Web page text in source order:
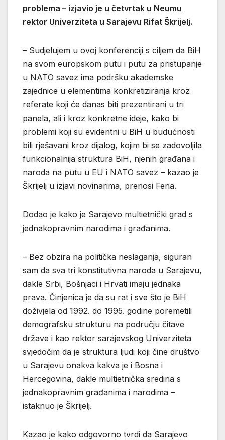
problema – izjavio je u četvrtak u Neumu
rektor Univerziteta u Sarajevu Rifat Škrijelj.
– Sudjelujem u ovoj konferenciji s ciljem da BiH
na svom europskom putu i putu za pristupanje
u NATO savez ima podršku akademske
zajednice u elementima konkretiziranja kroz
referate koji će danas biti prezentirani u tri
panela, ali i kroz konkretne ideje, kako bi
problemi koji su evidentni u BiH u budućnosti
bili rješavani kroz dijalog, kojim bi se zadovoljila
funkcionalnija struktura BiH, njenih građana i
naroda na putu u EU i NATO savez – kazao je
Škrijelj u izjavi novinarima, prenosi Fena.
Dodao je kako je Sarajevo multietnički grad s
jednakopravnim narodima i građanima.
– Bez obzira na politička neslaganja, siguran
sam da sva tri konstitutivna naroda u Sarajevu,
dakle Srbi, Bošnjaci i Hrvati imaju jednaka
prava. Činjenica je da su rat i sve što je BiH
doživjela od 1992. do 1995. godine poremetili
demografsku strukturu na području čitave
države i kao rektor sarajevskog Univerziteta
svjedočim da je struktura ljudi koji čine društvo
u Sarajevu onakva kakva je i Bosna i
Hercegovina, dakle multietnička sredina s
jednakopravnim građanima i narodima –
istaknuo je Škrijelj.
Kazao je kako odgovorno tvrdi da Sarajevo